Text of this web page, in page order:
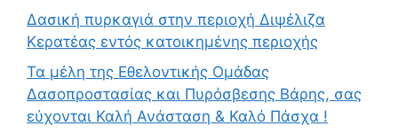
Δασική πυρκαγιά στην περιοχή Διψέλιζα
Κερατέας εντός κατοικημένης περιοχής
Τα μέλη της Εθελοντικής Ομάδας
Δασοπροστασίας και Πυρόσβεσης Βάρης, σας
εύχονται Καλή Ανάσταση & Καλό Πάσχα !